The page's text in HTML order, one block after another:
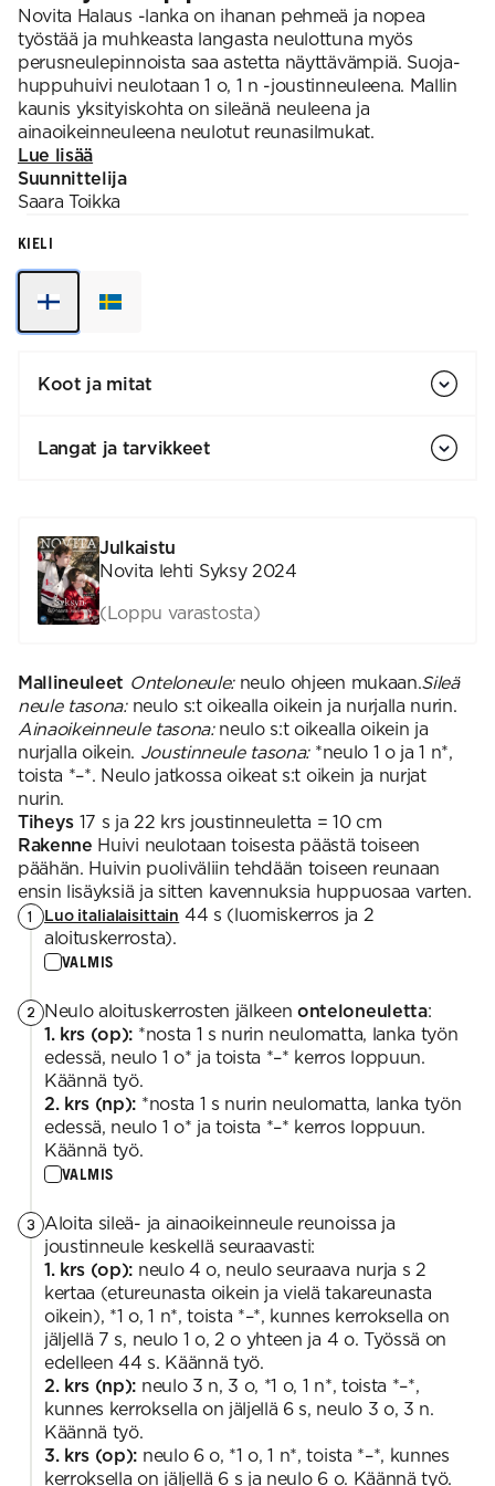
Novita Halaus -lanka on ihanan pehmeä ja nopea
työstää ja muhkeasta langasta neulottuna myös
perusneulepinnoista saa astetta näyttävämpiä. Suoja-
huppuhuivi neulotaan 1 o, 1 n -joustinneuleena. Mallin
kaunis yksityiskohta on sileänä neuleena ja
ainaoikeinneuleena neulotut reunasilmukat.
Lue lisää
Suunnittelija
Saara Toikka
KIELI
Koot ja mitat
Langat ja tarvikkeet
Julkaistu
Novita lehti Syksy 2024
(Loppu varastosta)
Mallineuleet Onteloneule:neulo ohjeen mukaan.Sileä
neule tasona:neulo s:t oikealla oikein ja nurjalla nurin.
Ainaoikeinneule tasona:neulo s:t oikealla oikein ja
nurjalla oikein. Joustinneule tasona:*neulo 1 o ja 1 n*,
toista *–*. Neulo jatkossa oikeat s:t oikein ja nurjat
nurin.
Tiheys 17 s ja 22 krs joustinneuletta = 10 cm
Rakenne Huivi neulotaan toisesta päästä toiseen
päähän. Huivin puoliväliin tehdään toiseen reunaan
ensin lisäyksiä ja sitten kavennuksia huppuosaa varten.
1 Luo italialaisittain 44 s (luomiskerros ja 2
aloituskerrosta).
VALMIS
2 Neulo aloituskerrosten jälkeenonteloneuletta:
1. krs (op): *nosta 1 s nurin neulomatta, lanka työn
edessä, neulo 1 o* ja toista *–* kerros loppuun.
Käännä työ.
2. krs (np): *nosta 1 s nurin neulomatta, lanka työn
edessä, neulo 1 o* ja toista *–* kerros loppuun.
Käännä työ.
VALMIS
3 Aloita sileä- ja ainaoikeinneule reunoissa ja
joustinneule keskellä seuraavasti:
1. krs (op): neulo 4 o, neulo seuraava nurja s 2
kertaa (etureunasta oikein ja vielä takareunasta
oikein), *1 o, 1 n*, toista *–*, kunnes kerroksella on
jäljellä 7 s, neulo 1 o, 2 o yhteen ja 4 o. Työssä on
edelleen 44 s. Käännä työ.
2. krs (np): neulo 3 n, 3 o, *1 o, 1 n*, toista *–*,
kunnes kerroksella on jäljellä 6 s, neulo 3 o, 3 n.
Käännä työ.
3. krs (op): neulo 6 o, *1 o, 1 n*, toista *–*, kunnes
kerroksella on jäljellä 6 s ja neulo 6 o. Käännä työ.